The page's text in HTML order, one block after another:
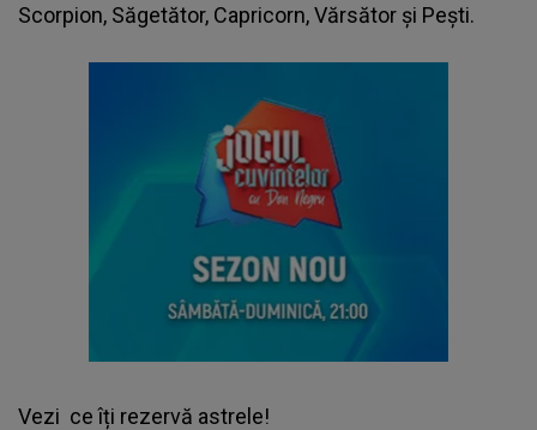
Scorpion, Săgetător, Capricorn, Vărsător și Pești.
Vezi ce îți rezervă astrele!